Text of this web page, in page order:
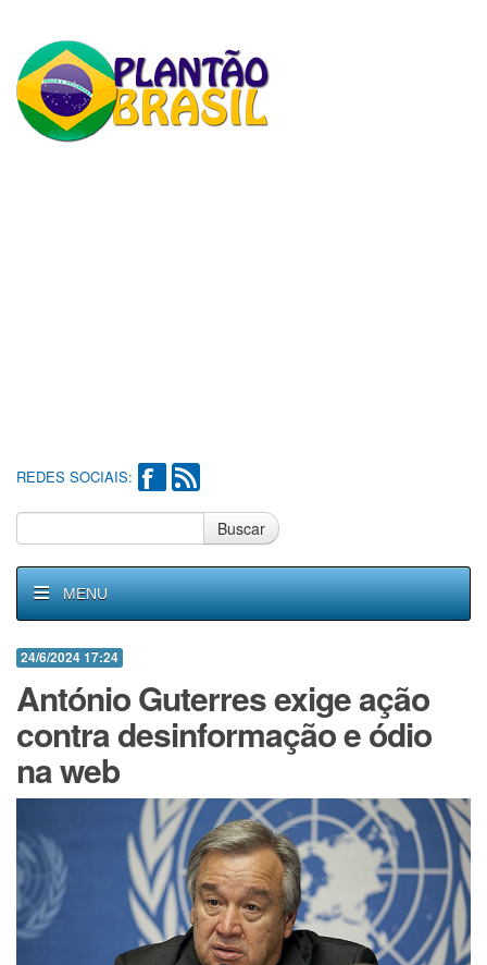
REDES SOCIAIS:
Buscar
MENU
24/6/2024 17:24
António Guterres exige ação
contra desinformação e ódio
na web